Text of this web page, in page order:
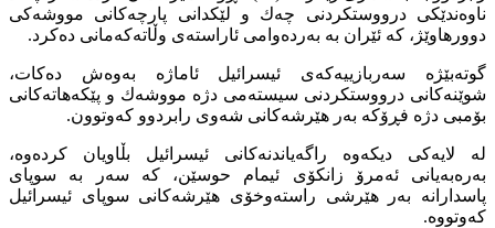
ناوەندێكی درووستكردنی چەك و لێكدانی پارچەكانی مووشەكی
دوورهاوێژ، كە ئێران بە بەردەوامی ئاراستەی وڵاتەكەمانی دەكرد.
گوتەبێژە سەربازییەكەی ئیسرائیل ئاماژە بەوەش دەكات،
شوێنەكانی درووستكردنی سیستەمى دژە مووشەك و پێكەهاتەكانی
بۆمبی دژە فڕۆكە بەر هێرشەكانی شەوی رابردوو كەوتوون.
لە لایەكی دیكەوە راگەیاندنەكانی ئیسرائیل بڵاویان كردەوە،
بەرەبەیانی ئەمرۆ زانكۆی ئیمام حوسێن، كە سەر بە سوپای
پاسدارانە بەر هێرشی راستەوخۆی هێرشەكانی سوپای ئیسرائیل
كەوتووە.